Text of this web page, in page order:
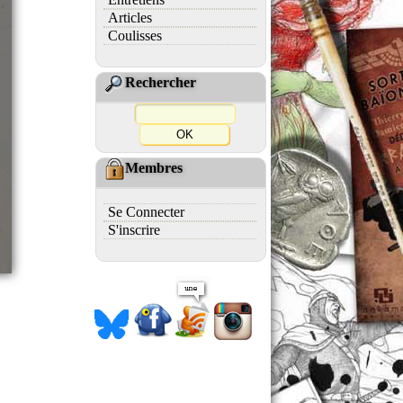
Articles
Coulisses
Rechercher
Membres
Se Connecter
S'inscrire